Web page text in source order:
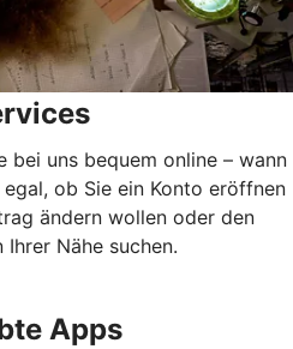
bei uns bequem online – wann
ob Sie ein Konto eröffnen
ändern wollen oder den
Nähe suchen.
Apps